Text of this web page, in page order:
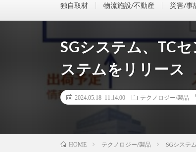
独自取材 物流施設/不動産 災害/事
SGシステム、TC
ステムをリリース
2024.05.18 11:14:00 テクノロジー/製品
HOME テクノロジー/製品 SGシステ